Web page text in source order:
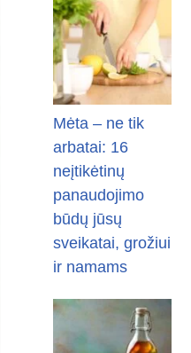
Mėta – ne tik
arbatai: 16
neįtikėtinų
panaudojimo
būdų jūsų
sveikatai, grožiui
ir namams